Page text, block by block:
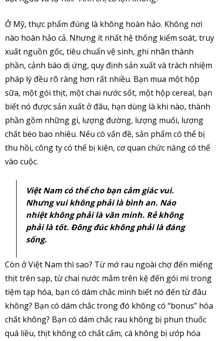
Ở Mỹ, thực phẩm đúng là không hoàn hảo. Không nơi
nào hoàn hảo cả. Nhưng ít nhất hệ thống kiểm soát, truy
xuất nguồn gốc, tiêu chuẩn vệ sinh, ghi nhãn thành
phần, cảnh báo dị ứng, quy định sản xuất và trách nhiệm
pháp lý đều rõ ràng hơn rất nhiều. Bạn mua một hộp
sữa, một gói thịt, một chai nước sốt, một hộp cereal, bạn
biết nó được sản xuất ở đâu, hạn dùng là khi nào, thành
phần gồm những gì, lượng đường, lượng muối, lượng
chất béo bao nhiêu. Nếu có vấn đề, sản phẩm có thể bị
thu hồi, công ty có thể bị kiện, cơ quan chức năng có thể
vào cuộc.
Việt Nam có thể cho bạn cảm giác vui.
Nhưng vui không phải là bình an. Náo
nhiệt không phải là văn minh. Rẻ không
phải là tốt. Đông đúc không phải là đáng
sống.
Còn ở Việt Nam thì sao? Từ mớ rau ngoài chợ đến miếng
thịt trên sạp, từ chai nước mắm trên kệ đến gói mì trong
tiệm tạp hóa, bạn có dám chắc mình biết nó đến từ đâu
không? Bạn có dám chắc trong đó không có “bonus” hóa
chất không? Bạn có dám chắc rau không bị phun thuốc
quá liều, thịt không có chất cấm, cá không bị ướp hóa